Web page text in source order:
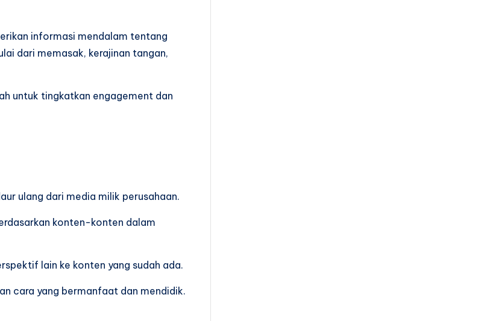
informasi mendalam tentang
dari memasak, kerajinan tangan,
untuk tingkatkan engagement dan
ulang dari media milik perusahaan.
konten-konten dalam
lain ke konten yang sudah ada.
cara yang bermanfaat dan mendidik.